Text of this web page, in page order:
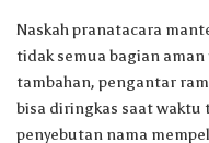
Naskah pranatacara
tidak semua bagian
tambahan, pengantar
bisa diringkas saat waktu
penyebutan nama